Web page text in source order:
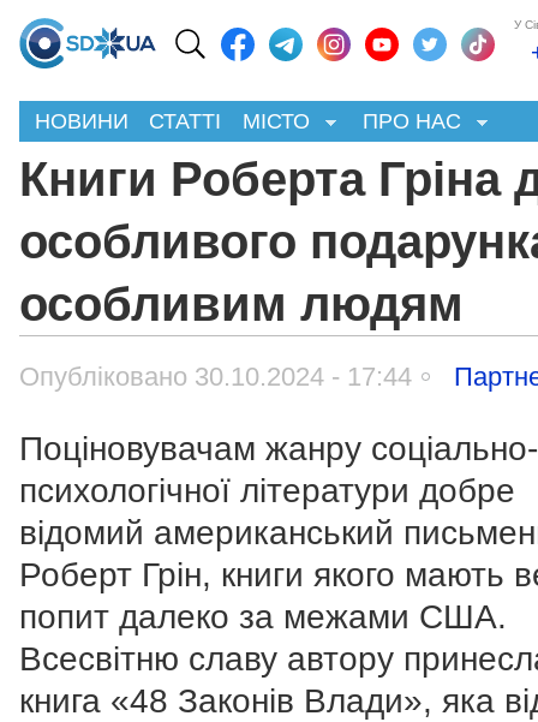
У
НОВИНИ СТАТТІ МІСТО ПРО НАС
Книги Роберта Гріна
особливого
особливим людям
Опубліковано 30.10.2024 - 17:44
Поціновувачам жанру соціально-
психологічної літератури добре
відомий американський
Роберт Грін, книги якого мають
попит далеко за межами США.
Всесвітню славу автору
книга «48 Законів Влади», яка